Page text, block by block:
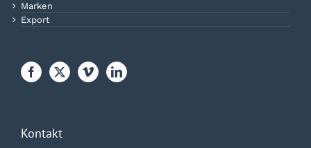
Marken
Export
Kontakt